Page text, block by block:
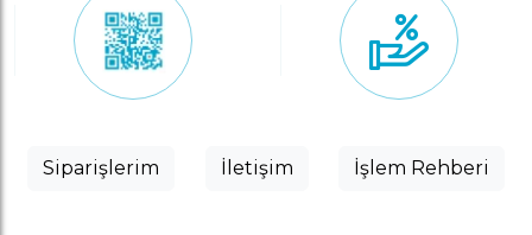
Siparişlerim İletişim İşlem Rehberi